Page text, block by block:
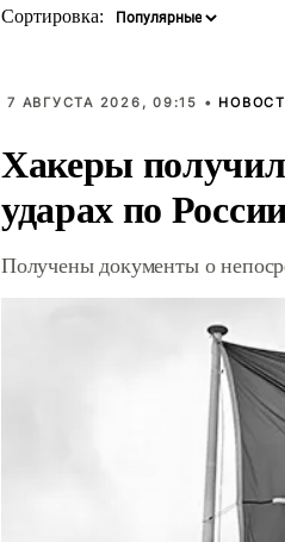
Сортировка:
7 АВГУСТА 2026, 09:15 •
Хакеры
ударах по
Получены документы о